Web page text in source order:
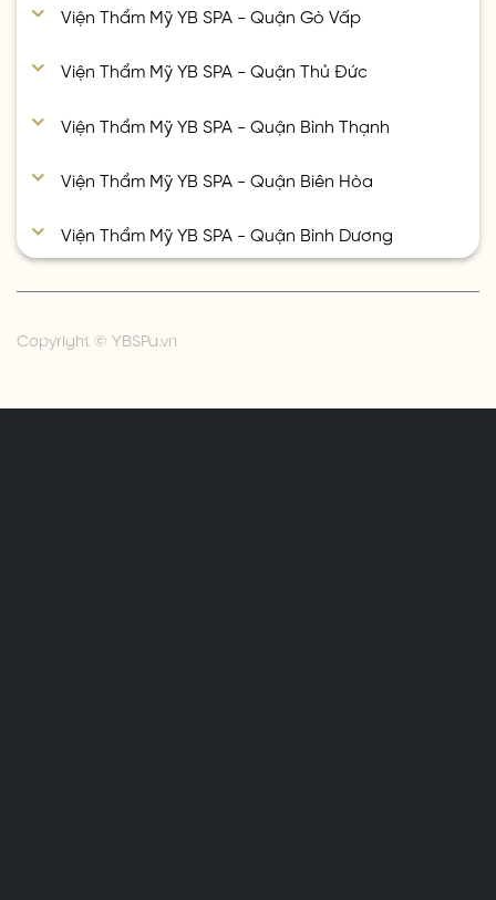
Viện Thẩm Mỹ YB SPA - Quận Gò Vấp
Viện Thẩm Mỹ YB SPA - Quận Thủ Đức
Viện Thẩm Mỹ YB SPA - Quận Bình Thạnh
Viện Thẩm Mỹ YB SPA - Quận Biên Hòa
Viện Thẩm Mỹ YB SPA - Quận Bình Dương
Copyright © YBSPa.vn